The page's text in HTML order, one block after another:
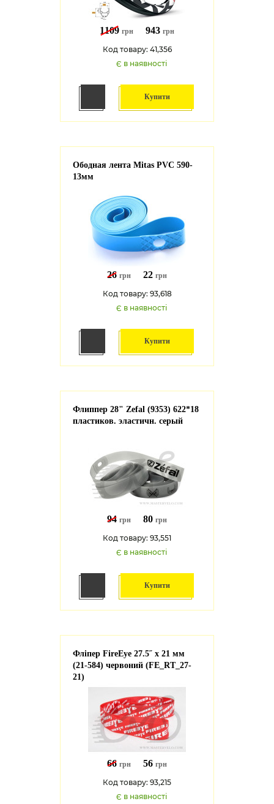
1109 грн 943 грн
Код товару: 41,356
Є в наявності
Купити
Ободная лента Mitas PVC 590-
13мм
26 грн 22 грн
Код товару: 93,618
Є в наявності
Купити
Флиппер 28" Zefal (9353) 622*18
пластиков. эластичн. серый
94 грн 80 грн
Код товару: 93,551
Є в наявності
Купити
Фліпер FireEye 27.5˝ х 21 мм
(21-584) червоний (FE_RT_27-
21)
66 грн 56 грн
Код товару: 93,215
Є в наявності